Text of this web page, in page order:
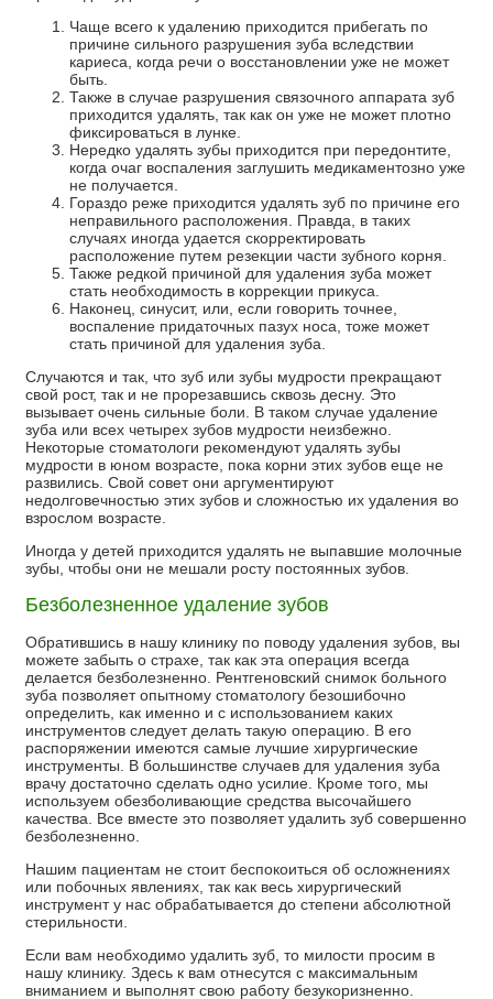
Чаще всего к удалению приходится прибегать по
причине сильного разрушения зуба вследствии
кариеса, когда речи о восстановлении уже не может
быть.
Также в случае разрушения связочного аппарата зуб
приходится удалять, так как он уже не может плотно
фиксироваться в лунке.
Нередко удалять зубы приходится при передонтите,
когда очаг воспаления заглушить медикаментозно уже
не получается.
Гораздо реже приходится удалять зуб по причине его
неправильного расположения. Правда, в таких
случаях иногда удается скорректировать
расположение путем резекции части зубного корня.
Также редкой причиной для удаления зуба может
стать необходимость в коррекции прикуса.
Наконец, синусит, или, если говорить точнее,
воспаление придаточных пазух носа, тоже может
стать причиной для удаления зуба.
Случаются и так, что зуб или зубы мудрости прекращают
свой рост, так и не прорезавшись сквозь десну. Это
вызывает очень сильные боли. В таком случае удаление
зуба или всех четырех зубов мудрости неизбежно.
Некоторые стоматологи рекомендуют удалять зубы
мудрости в юном возрасте, пока корни этих зубов еще не
развились. Свой совет они аргументируют
недолговечностью этих зубов и сложностью их удаления во
взрослом возрасте.
Иногда у детей приходится удалять не выпавшие молочные
зубы, чтобы они не мешали росту постоянных зубов.
Безболезненное удаление зубов
Обратившись в нашу клинику по поводу удаления зубов, вы
можете забыть о страхе, так как эта операция всегда
делается безболезненно. Рентгеновский снимок больного
зуба позволяет опытному стоматологу безошибочно
определить, как именно и с использованием каких
инструментов следует делать такую операцию. В его
распоряжении имеются самые лучшие хирургические
инструменты. В большинстве случаев для удаления зуба
врачу достаточно сделать одно усилие. Кроме того, мы
используем обезболивающие средства высочайшего
качества. Все вместе это позволяет удалить зуб совершенно
безболезненно.
Нашим пациентам не стоит беспокоиться об осложнениях
или побочных явлениях, так как весь хирургический
инструмент у нас обрабатывается до степени абсолютной
стерильности.
Если вам необходимо удалить зуб, то милости просим в
нашу клинику. Здесь к вам отнесутся с максимальным
вниманием и выполнят свою работу безукоризненно.